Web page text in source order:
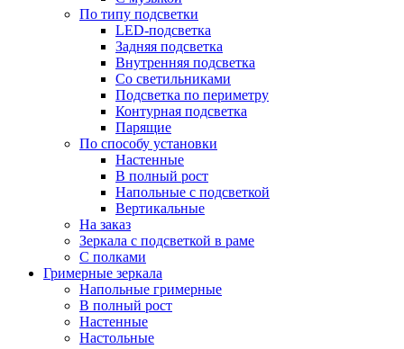
По типу подсветки
LED-подсветка
Задняя подсветка
Внутренняя подсветка
Со светильниками
Подсветка по периметру
Контурная подсветка
Парящие
По способу установки
Настенные
В полный рост
Напольные с подсветкой
Вертикальные
На заказ
Зеркала с подсветкой в раме
С полками
Гримерные зеркала
Напольные гримерные
В полный рост
Настенные
Настольные